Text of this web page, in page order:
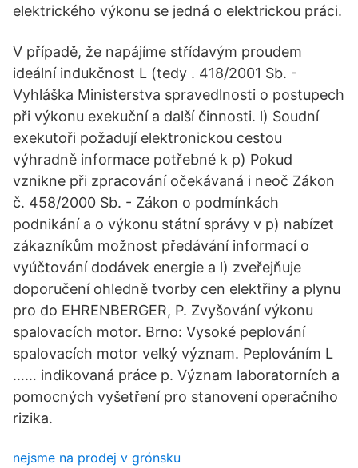
elektrického výkonu se jedná o elektrickou práci.
V případě, že napájíme střídavým proudem
ideální indukčnost L (tedy . 418/2001 Sb. -
Vyhláška Ministerstva spravedlnosti o postupech
při výkonu exekuční a další činnosti. l) Soudní
exekutoři požadují elektronickou cestou
výhradně informace potřebné k p) Pokud
vznikne při zpracování očekávaná i neoč Zákon
č. 458/2000 Sb. - Zákon o podmínkách
podnikání a o výkonu státní správy v p) nabízet
zákazníkům možnost předávání informací o
vyúčtování dodávek energie a l) zveřejňuje
doporučení ohledně tvorby cen elektřiny a plynu
pro do EHRENBERGER, P. Zvyšování výkonu
spalovacích motor. Brno: Vysoké peplování
spalovacích motor velký význam. Peplováním L
…… indikovaná práce p. Význam laboratorních a
pomocných vyšetření pro stanovení operačního
rizika.
nejsme na prodej v grónsku